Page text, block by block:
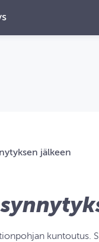
jälkeen
kuntoutus.